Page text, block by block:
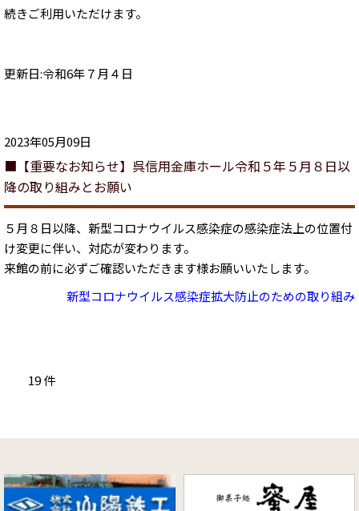
続きご利用いただけます。
更新日:令和6年７月４日
2023年05月09日
■【重要なお知らせ】呉信用金庫ホール令和５年５月８日以
降の取り組みとお願い
５月８日以降、新型コロナウイルス感染症の感染症法上の位置付
け変更に伴い、対応が変わります。
来館の前に必ずご確認いただきます様お願いいたします。
新型コロナウイルス感染症拡大防止のための取り組み
19 件